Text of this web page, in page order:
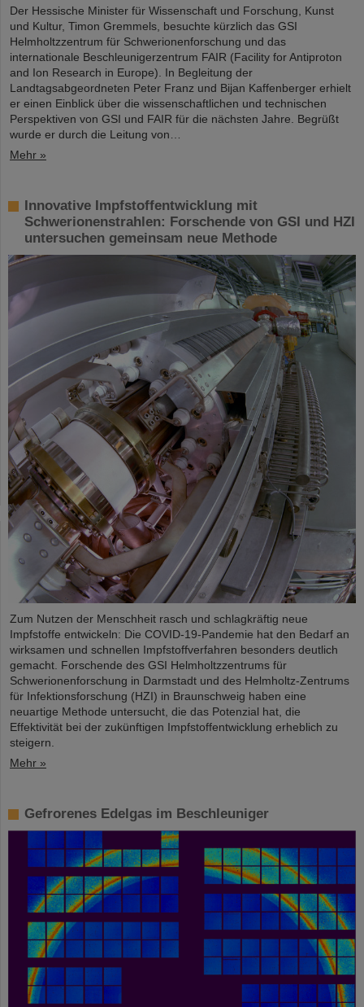
Der Hessische Minister für Wissenschaft und Forschung, Kunst
und Kultur, Timon Gremmels, besuchte kürzlich das GSI
Helmholtzzentrum für Schwerionenforschung und das
internationale Beschleunigerzentrum FAIR (Facility for Antiproton
and Ion Research in Europe). In Begleitung der
Landtagsabgeordneten Peter Franz und Bijan Kaffenberger erhielt
er einen Einblick über die wissenschaftlichen und technischen
Perspektiven von GSI und FAIR für die nächsten Jahre. Begrüßt
wurde er durch die Leitung von…
Mehr »
Innovative Impfstoffentwicklung mit
Schwerionenstrahlen: Forschende von GSI und HZI
untersuchen gemeinsam neue Methode
Zum Nutzen der Menschheit rasch und schlagkräftig neue
Impfstoffe entwickeln: Die COVID-19-Pandemie hat den Bedarf an
wirksamen und schnellen Impfstoffverfahren besonders deutlich
gemacht. Forschende des GSI Helmholtzzentrums für
Schwerionenforschung in Darmstadt und des Helmholtz-Zentrums
für Infektionsforschung (HZI) in Braunschweig haben eine
neuartige Methode untersucht, die das Potenzial hat, die
Effektivität bei der zukünftigen Impfstoffentwicklung erheblich zu
steigern.
Mehr »
Gefrorenes Edelgas im Beschleuniger